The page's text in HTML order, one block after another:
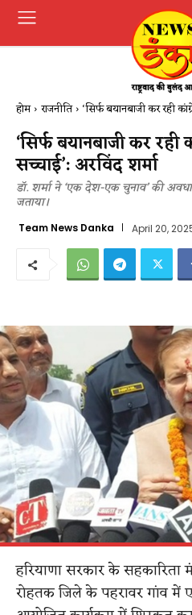
होम राजनीति ‘सिर्फ बयानबाजी कर रही
‘सिर्फ बयानबाजी कर
सच्चाई’: अरविंद शर्मा
डॉ. शर्मा ने ‘एक देश-एक चुनाव’ की
जताया।
Team News Danka April 20,
हरियाणा सरकार के सहकारिता
रोहतक जिले के पहरावर गांव में